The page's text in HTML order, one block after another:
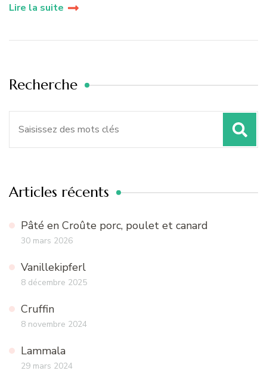
Lire la suite
Recherche
Articles récents
Pâté en Croûte porc, poulet et canard
30 mars 2026
Vanillekipferl
8 décembre 2025
Cruffin
8 novembre 2024
Lammala
29 mars 2024